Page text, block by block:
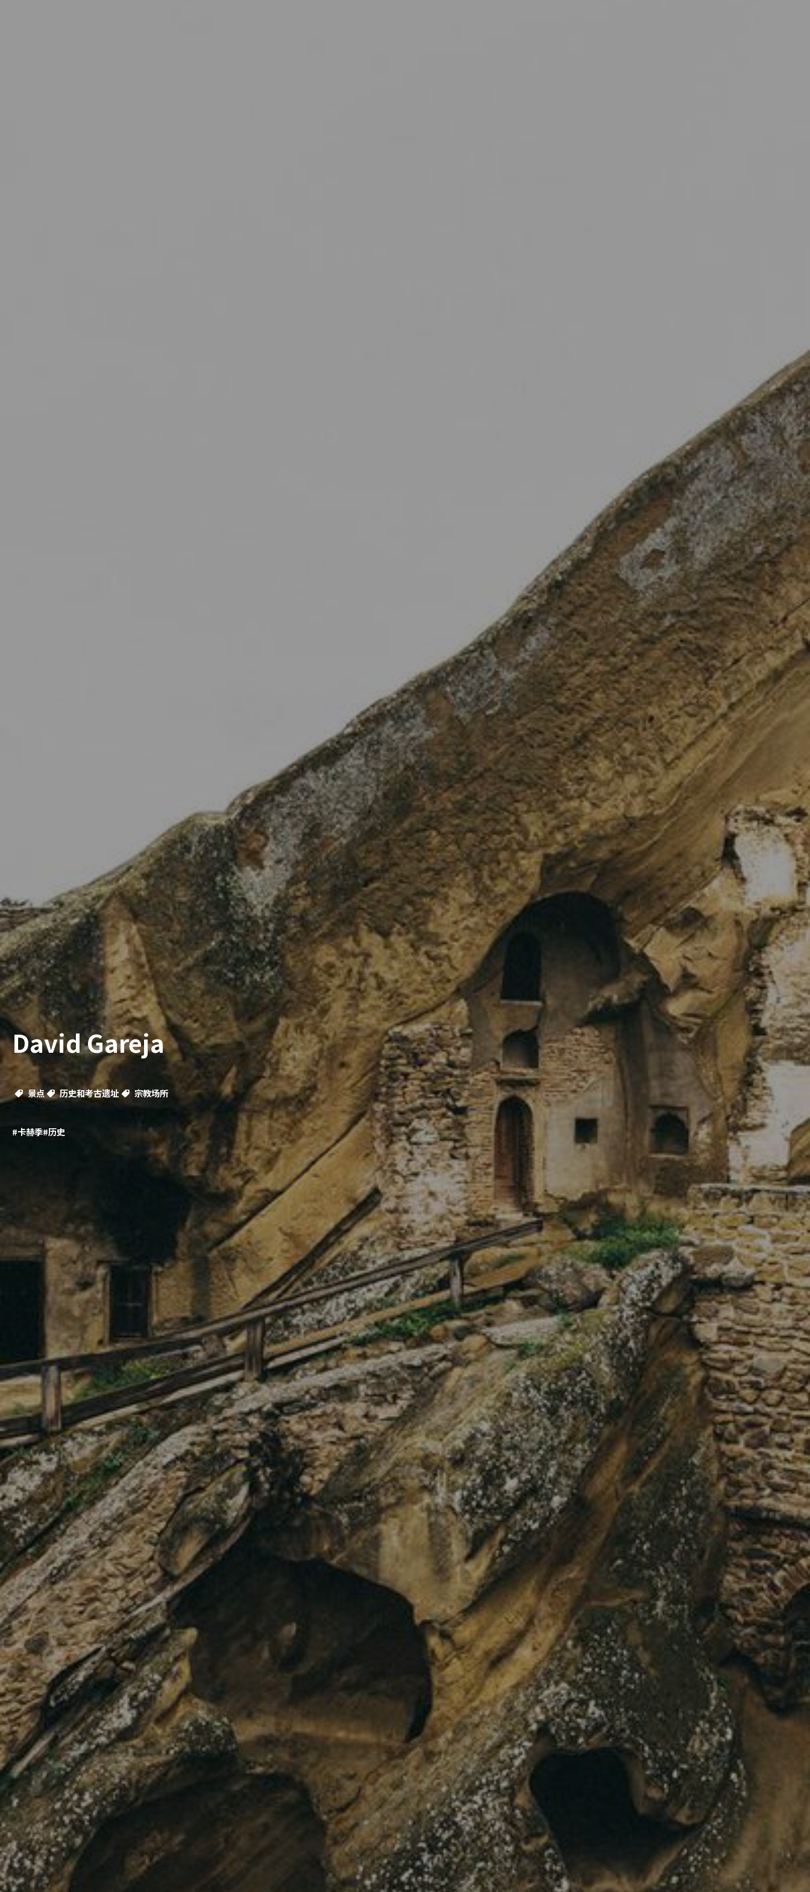
David Gareja
景点 历史和考古遗址 宗教场所
#卡赫季#历史